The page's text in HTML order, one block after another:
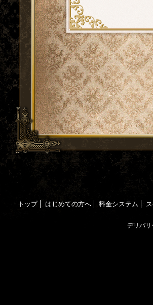
トップ はじめての方へ 料金システム
デリバリ